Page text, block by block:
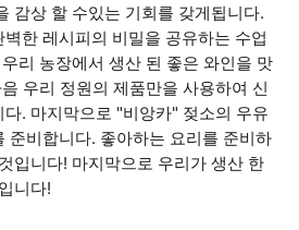
감상 할 수있는 기회를 갖게됩니다.
한 레시피의 비밀을 공유하는 수업
리 농장에서 생산 된 좋은 와인을 맛
우리 정원의 제품만을 사용하여 신
. 마지막으로 "비앙카" 젖소의 우유
준비합니다. 좋아하는 요리를 준비하
입니다! 마지막으로 우리가 생산 한
니다!